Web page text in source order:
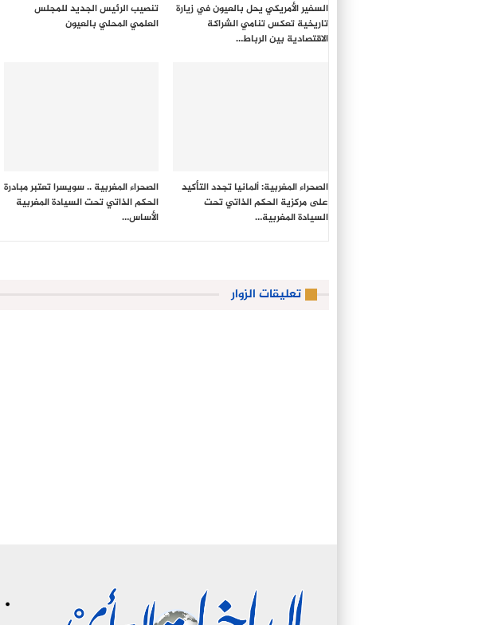
السفير الأمريكي يحل بالعيون في زيارة
تاريخية تعكس تنامي الشراكة
الاقتصادية بين الرباط…
تنصيب الرئيس الجديد للمجلس
العلمي المحلي بالعيون
الصحراء المغربية: ألمانيا تجدد التأكيد
على مركزية الحكم الذاتي تحت
السيادة المغربية…
الصحراء المغربية .. سويسرا تعتبر مبادرة
الحكم الذاتي تحت السيادة المغربية
الأساس…
تعليقات الزوار